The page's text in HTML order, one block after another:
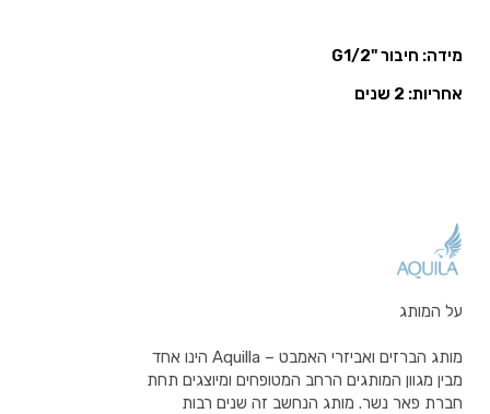
מידה: חיבור "G1/2
אחריות: 2 שנים
על המותג
מותג הברזים ואביזרי האמבט – Aquilla הינו אחד
מבין מגוון המותגים הרחב המטופחים ומיוצגים תחת
חברת פאר נשר. מותג הנחשב זה שנים רבות